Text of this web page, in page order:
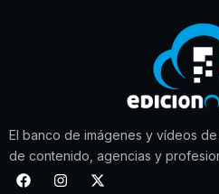
El banco de imágenes y vídeos
de contenido, agencias y
F
a
I
n
X
-